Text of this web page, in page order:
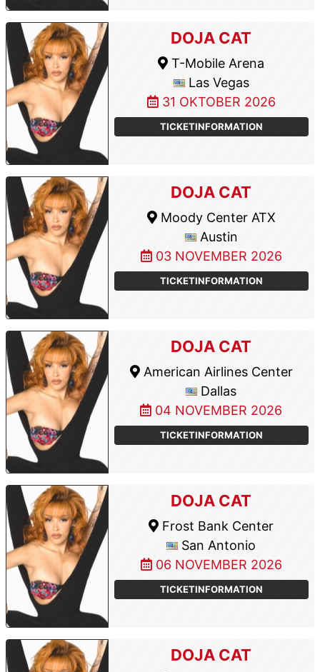
DOJA CAT
T-Mobile Arena
Las Vegas
31 OKTOBER 2026
TICKETINFORMATION
DOJA CAT
Moody Center ATX
Austin
03 NOVEMBER 2026
TICKETINFORMATION
DOJA CAT
American Airlines Center
Dallas
04 NOVEMBER 2026
TICKETINFORMATION
DOJA CAT
Frost Bank Center
San Antonio
06 NOVEMBER 2026
TICKETINFORMATION
DOJA CAT